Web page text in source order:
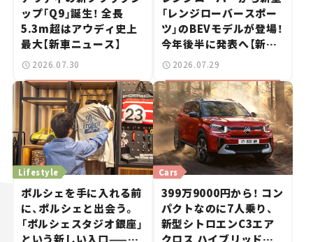
ップ「Q9」誕生！ 全長
5.3m超はアウディ史上
最大【新車ニュース】
2026.07.30
「レンジローバースポー
ツ」のBEVモデルが登場！
今年後半に発表へ【新車
ニュース】
2026.07.29
Lifestyle
ポルシェを手に入れる前
に、ポルシェと出会う。
「ポルシェスタジオ銀座」
という新しい入口——連
Cars
399万9000円から！ コン
パクトなのに7人乗り、
新型シトロエンC3エア
クロス ハイブリッドが